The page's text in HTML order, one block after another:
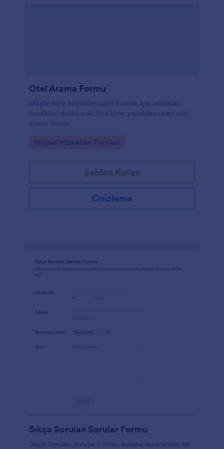
Otel Arama Formu
Müşterilerin istedikleri oteli bulmak için aradıkları
özellikleri doldurarak filtreleme yapabilecekleri otel
arama formu
Go to Category:
Müşteri Hizmetleri Formları
Şablon Kullan
Önizleme
Sıkça Sorulan Sorular Formu
Sıkça Sorulan Sorular Formu, kullanıcıların online bir